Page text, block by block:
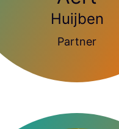
Huijben
Partner